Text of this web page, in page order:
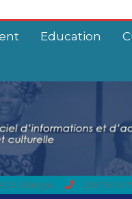
Education
Bangui 236 76 05